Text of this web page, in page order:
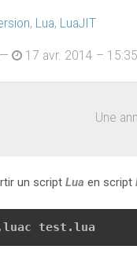
, Lua, LuaJIT
— 17 avr. 2014 – 15:35
Une
un script Lua en script
test.lua